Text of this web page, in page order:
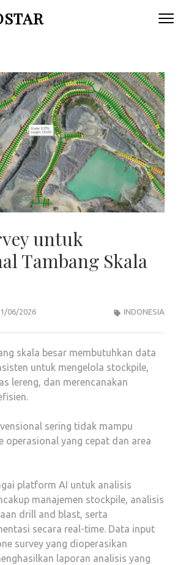
untuk
Tambang Skala
06/2026 INDONESIA
skala besar membutuhkan data
untuk mengelola stockpile,
lereng, dan merencanakan
sering tidak mampu
operasional yang cepat dan area
platform AI untuk analisis
manajemen stockpile, analisis
drill and blast, serta
secara real-time. Data input
survey yang dioperasikan
laporan analisis yang